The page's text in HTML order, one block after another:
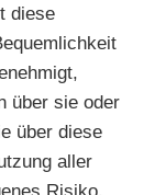
diese
über sie oder
über diese
aller